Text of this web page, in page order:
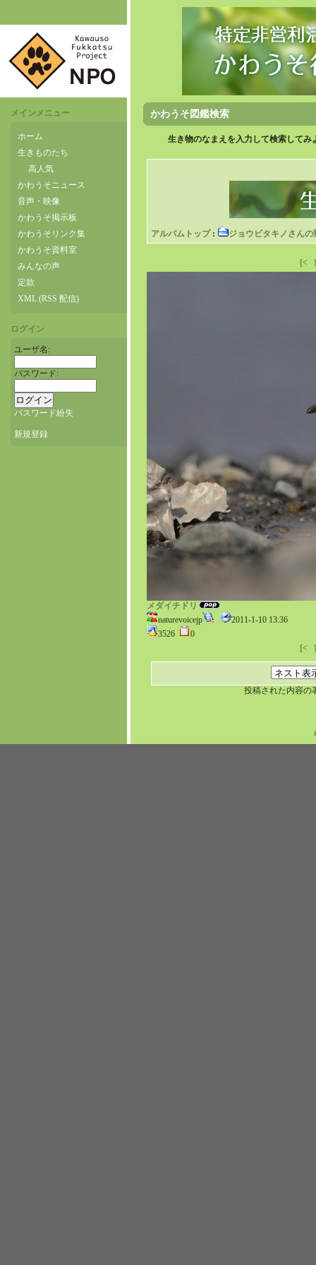
メインメニュー
ホーム
生きものたち
高人気
かわうそニュース
音声・映像
かわうそ掲示板
かわうそリンク集
かわうそ資料室
みんなの声
定款
XML (RSS 配信)
ログイン
ユーザ名:
パスワード:
パスワード紛失
新規登録
かわうそ図鑑検索
生き物のなまえを入力して検索して
アルバムトップ: ジョウビタキノさんの
[<
メダイチドリ
naturevoicejp
2011-1-10 13:36
3526
0
[<
投稿された内容の